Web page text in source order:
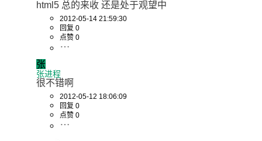
html5 总的来收 还是处于观望中
2012-05-14 21:59:30
回复 0
点赞 0
张
张进程
很不错啊
2012-05-12 18:06:09
回复 0
点赞 0